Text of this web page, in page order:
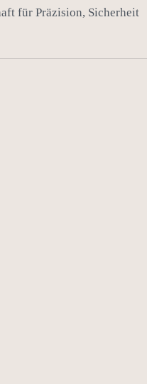
für Präzision, Sicherheit